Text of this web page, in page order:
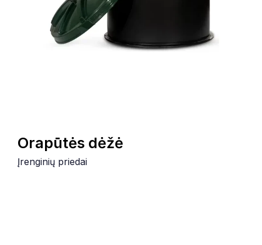
Orapūtės dėžė
Įrenginių priedai